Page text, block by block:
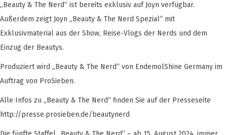
„Beauty & The Nerd“ ist bereits exklusiv auf Joyn verfügbar.
Außerdem zeigt Joyn „Beauty & The Nerd Spezial“ mit
Exklusivmaterial aus der Show, Reise-Vlogs der Nerds und dem
Einzug der Beautys.
Produziert wird „Beauty & The Nerd“ von EndemolShine Germany im
Auftrag von ProSieben.
Alle Infos zu „Beauty & The Nerd“ finden Sie auf der Presseseite
http://presse.prosieben.de/beautynerd